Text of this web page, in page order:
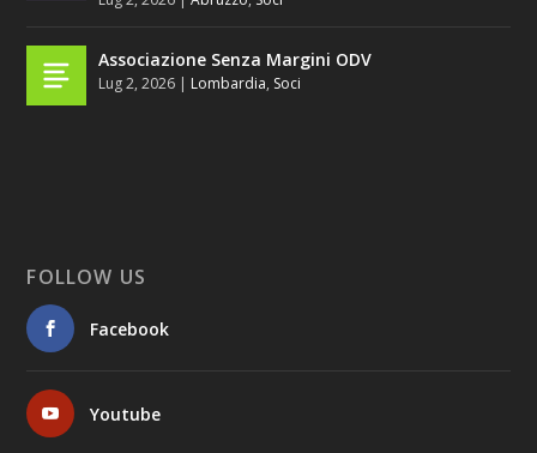
Associazione Senza Margini ODV
Lug 2, 2026 | Lombardia, Soci
FOLLOW US
Facebook
Youtube